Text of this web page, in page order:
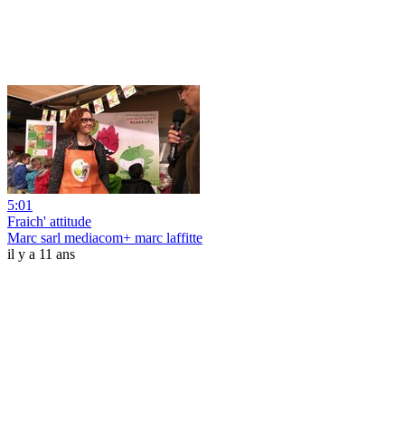
5:01
Fraich' attitude
Marc sarl mediacom+ marc laffitte
il y a 11 ans